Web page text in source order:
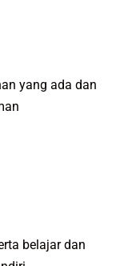
yang ada dan
belajar dan